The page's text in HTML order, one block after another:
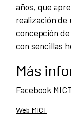
años, que
realización de
concepción
con sencillas
Más
Facebook
Web MICT